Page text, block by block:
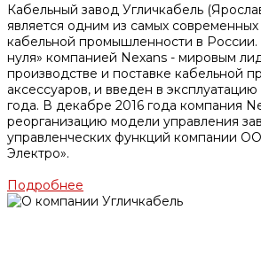
Кабельный завод Угличкабель
является одним из самых
кабельной промышленности в
нуля» компанией Nexans - мировым
производстве и поставке кабельной
аксессуаров, и введен в
года. В декабре 2016 года компания
реорганизацию модели управления
управленческих функций компании
Электро».
Подробнее